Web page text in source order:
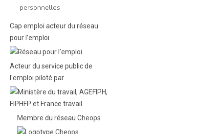
personnelles
Cap emploi acteur du réseau
pour l’emploi
Acteur du service public de
l'emploi piloté par
Membre du réseau Cheops